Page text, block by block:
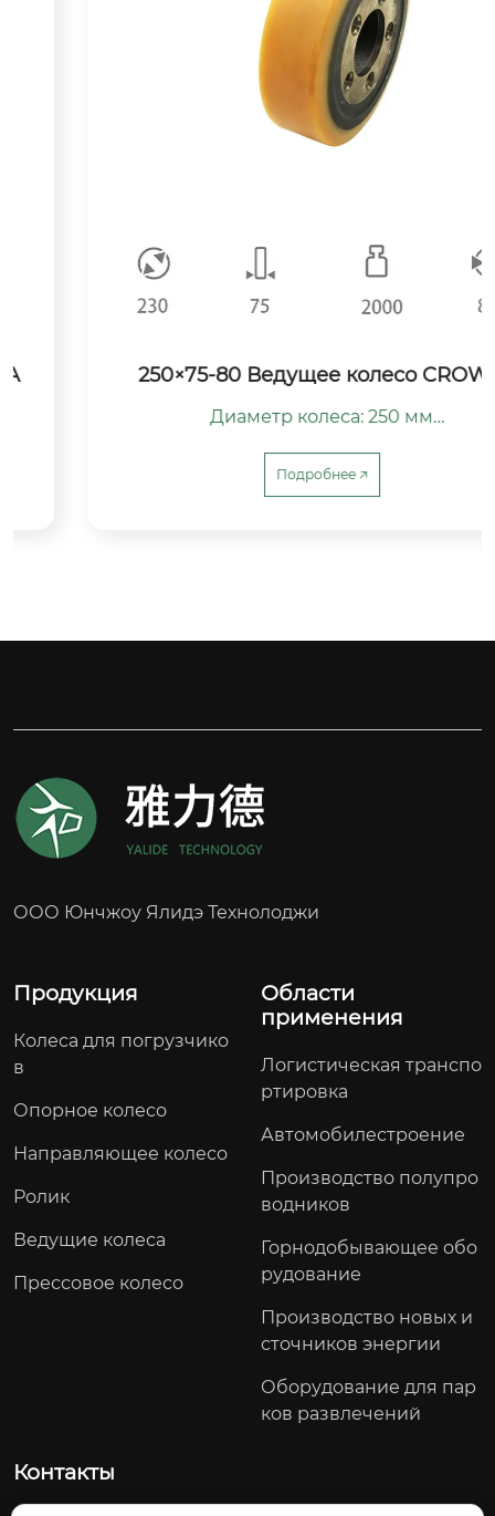
250×75-80 Ведущее колесо CROWN
Диаметр колеса: 250 мм
Диаметр центрального отверстия: 80 мм
Допустимая нагрузка: 2000 кг
Подробнее 🡥
ООО Юнчжоу Ялидэ Технолоджи
Продукция
Колеса для погрузчико
в
Опорное колесо
Направляющее колесо
Ролик
Ведущие колеса
Прессовое колесо
Области
применения
Логистическая транспо
ртировка
Автомобилестроение
Производство полупро
водников
Горнодобывающее обо
рудование
Производство новых и
сточников энергии
Оборудование для пар
ков развлечений
Контакты